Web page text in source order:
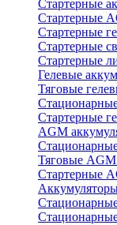
Стартерные
Стартерные
Стартерные
Стартерные
Стартерные
Гелевые
Тяговые
Стартерные
AGM
Тяговые
Стартерные